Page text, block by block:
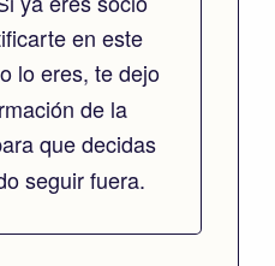
en este
lo eres, te dejo
de la
que decidas
seguir fuera.